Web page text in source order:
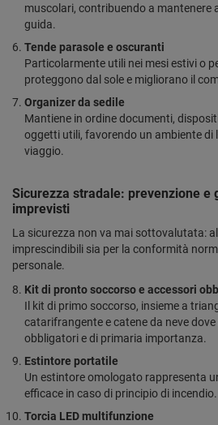
muscolari, contribuendo a mantenere
guida.
Tende parasole e oscuranti
Particolarmente utili nei mesi estivi o
proteggono dal sole e migliorano il
Organizer da sedile
Mantiene in ordine documenti,
oggetti utili, favorendo un ambiente di
viaggio.
Sicurezza stradale: prevenzione e
imprevisti
La sicurezza non va mai sottovalutata:
imprescindibili sia per la conformità
personale.
Kit di pronto soccorso e accessori
Il kit di primo soccorso, insieme a
catarifrangente e catene da neve
obbligatori e di primaria importanza.
Estintore portatile
Un estintore omologato rappresenta
efficace in caso di principio di incendio.
Torcia LED multifunzione